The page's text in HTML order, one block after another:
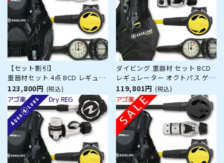
【セット割引】
重器材セット 4点 BCD レギュレ
ーター オクトパス ゲージ
【HDm-Hreg2-Hoct2-Hmfx2】
スキューバーダイビング BC コ
ンパス 2連ゲージ
123,800円 (税込)
ダイビング 重器材 セット BCD
レギュレーター オクトパス ゲー
ジ 重器材セット 4点 【WAVE-
rs4300-Hoct2-Hmfx2】
AQUALUNG Bism スキューバダ
イビング 重器材セット OH オー
バーホール クーポン プレゼント
アゴ楽
119,801円 (税込)